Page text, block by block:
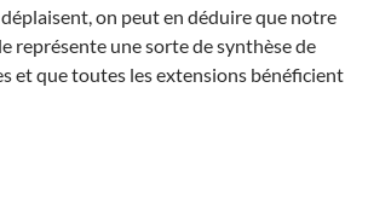
on peut en déduire que notre
représente une sorte de synthèse de
et que toutes les extensions bénéficient